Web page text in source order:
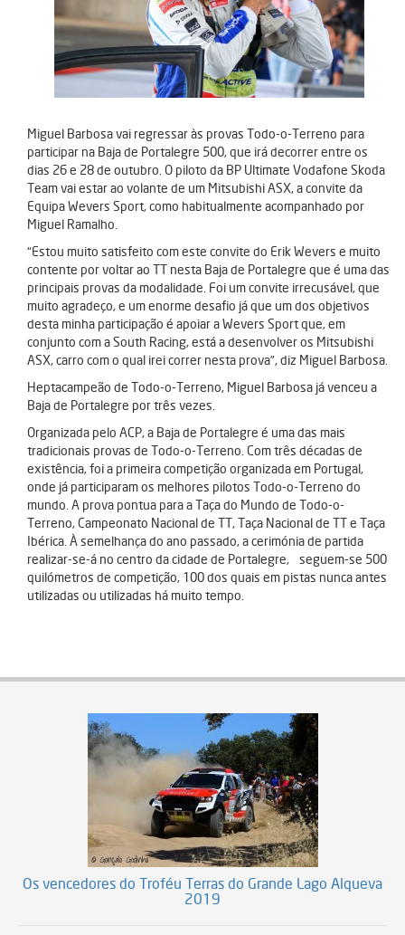
Miguel Barbosa vai regressar às provas Todo-o-Terreno para
participar na Baja de Portalegre 500, que irá decorrer entre os
dias 26 e 28 de outubro. O piloto da BP Ultimate Vodafone Skoda
Team vai estar ao volante de um Mitsubishi ASX, a convite da
Equipa Wevers Sport, como habitualmente acompanhado por
Miguel Ramalho.
“Estou muito satisfeito com este convite do Erik Wevers e muito
contente por voltar ao TT nesta Baja de Portalegre que é uma das
principais provas da modalidade. Foi um convite irrecusável, que
muito agradeço, e um enorme desafio já que um dos objetivos
desta minha participação é apoiar a Wevers Sport que, em
conjunto com a South Racing, está a desenvolver os Mitsubishi
ASX, carro com o qual irei correr nesta prova”, diz Miguel Barbosa.
Heptacampeão de Todo-o-Terreno, Miguel Barbosa já venceu a
Baja de Portalegre por três vezes.
Organizada pelo ACP, a Baja de Portalegre é uma das mais
tradicionais provas de Todo-o-Terreno. Com três décadas de
existência, foi a primeira competição organizada em Portugal,
onde já participaram os melhores pilotos Todo-o-Terreno do
mundo. A prova pontua para a Taça do Mundo de Todo-o-
Terreno, Campeonato Nacional de TT, Taça Nacional de TT e Taça
Ibérica. À semelhança do ano passado, a cerimónia de partida
realizar-se-á no centro da cidade de Portalegre, seguem-se 500
quilómetros de competição, 100 dos quais em pistas nunca antes
utilizadas ou utilizadas há muito tempo.
Os vencedores do Troféu Terras do Grande Lago Alqueva
2019